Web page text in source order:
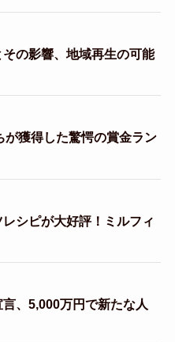
の影響、地域再生の可能
獲得した驚愕の賞金ラン
シピが大好評！ミルフィ
、5,000万円で新たな人